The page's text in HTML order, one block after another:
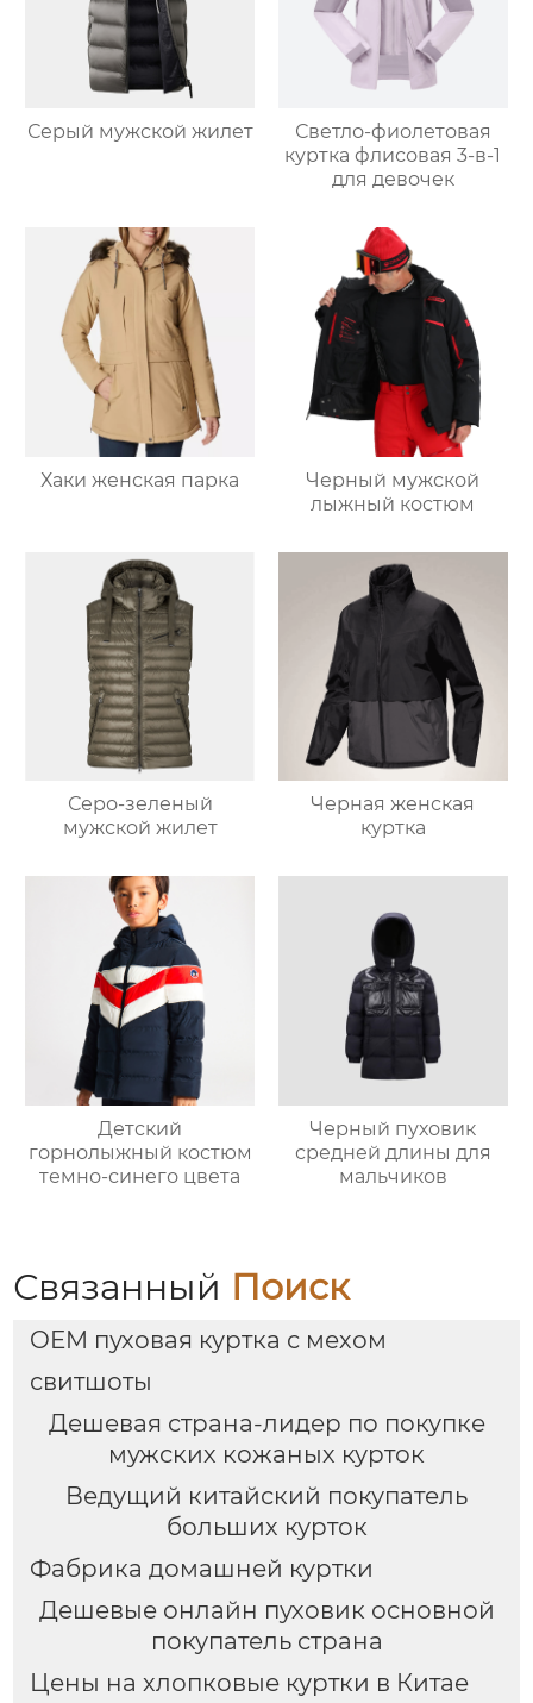
Серый мужской жилет
Светло-фиолетовая
куртка флисовая 3-в-1
для девочек
Хаки женская парка
Черный мужской
лыжный костюм
Серо-зеленый
мужской жилет
Черная женская
куртка
Детский
горнолыжный костюм
темно-синего цвета
Черный пуховик
средней длины для
мальчиков
Связанный Поиск
OEM пуховая куртка с мехом
свитшоты
Дешевая страна-лидер по покупке
мужских кожаных курток
Ведущий китайский покупатель
больших курток
Фабрика домашней куртки
Дешевые онлайн пуховик основной
покупатель страна
Цены на хлопковые куртки в Китае